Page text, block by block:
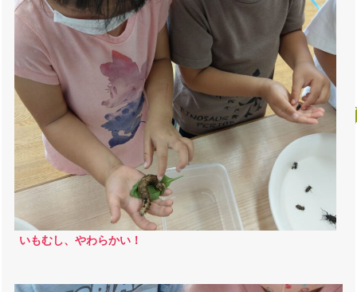
いもむし、やわらかい！